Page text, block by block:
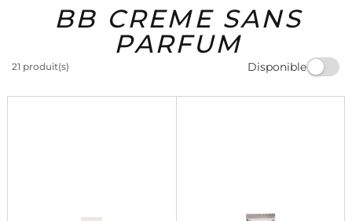
Solaire Homme Marques Idées
Cadeaux
Bons
Plans
BB CREME SANS
PARFUM
21 produit(s) Disponible